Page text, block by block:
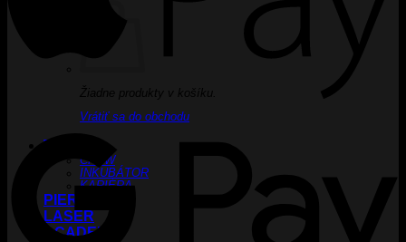
Žiadne produkty v košíku.
Vrátiť sa do obchodu
TATTOO
CREW
INKUBÁTOR
KARIÉRA
PIERCING
LASER
ACADEMY